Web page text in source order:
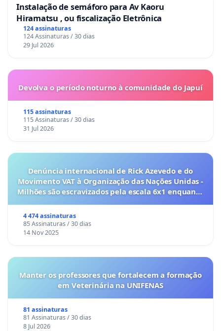
Instalação de semáforo para Av Kaoru
Hiramatsu , ou fiscalização Eletrônica
124 assinaturas
124 Assinaturas / 30 dias
29 Jul 2026
Devolva o período noturno à comunidade do Japuí
115 assinaturas
115 Assinaturas / 30 dias
31 Jul 2026
Denúncia internacional de Rick Azevedo e do
Movimento VAT à Organização das Nações Unidas -
Milhões são escravizados pela escala 6x1 enquanto
4 474 assinaturas
85 Assinaturas / 30 dias
14 Nov 2025
Manter os professores que fortalecem a formação
em Veterinária na UNIFENAS
81 assinaturas
81 Assinaturas / 30 dias
8 Jul 2026